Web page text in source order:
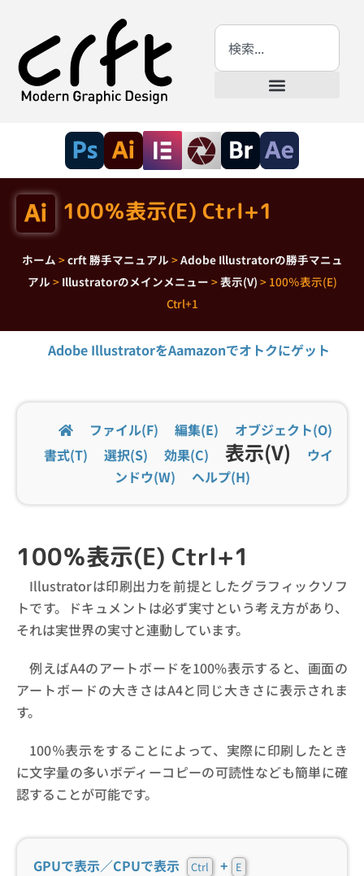
100％表示(E) Ctrl+1
ホーム >crft 勝手マニュアル >Adobe Illustratorの勝手マニュ
アル > Illustratorのメインメニュー >表示(V) > 100％表示(E)
Ctrl+1
Adobe IllustratorをAamazonでオトクにゲット
ファイル(F) 編集(E)
オブジェクト(O)
書式(T)
選択(S) 効果(C) 表示(V)
ウイ
ンドウ(W)
ヘルプ(H)
GPUで表示／CPUで表示 Ctrl + E
100％表示(E) Ctrl+1
Illustratorは印刷出力を前提としたグラフィックソフ
トです。ドキュメントは必ず実寸という考え方があり、
それは実世界の実寸と連動しています。
例えばA4のアートボードを100%表示すると、画面の
アートボードの大きさはA4と同じ大きさに表示されま
す。
100％表示をすることによって、実際に印刷したとき
に文字量の多いボディーコピーの可読性なども簡単に確
認することが可能です。